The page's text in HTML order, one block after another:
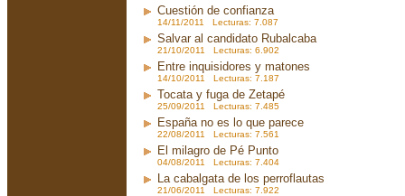
Cuestión de confianza
14/11/2011 Lecturas: 7.087
Salvar al candidato Rubalcaba
21/10/2011 Lecturas: 6.902
Entre inquisidores y matones
14/10/2011 Lecturas: 7.187
Tocata y fuga de Zetapé
25/09/2011 Lecturas: 7.485
España no es lo que parece
22/08/2011 Lecturas: 7.561
El milagro de Pé Punto
04/08/2011 Lecturas: 7.404
La cabalgata de los perroflautas
21/06/2011 Lecturas: 7.922